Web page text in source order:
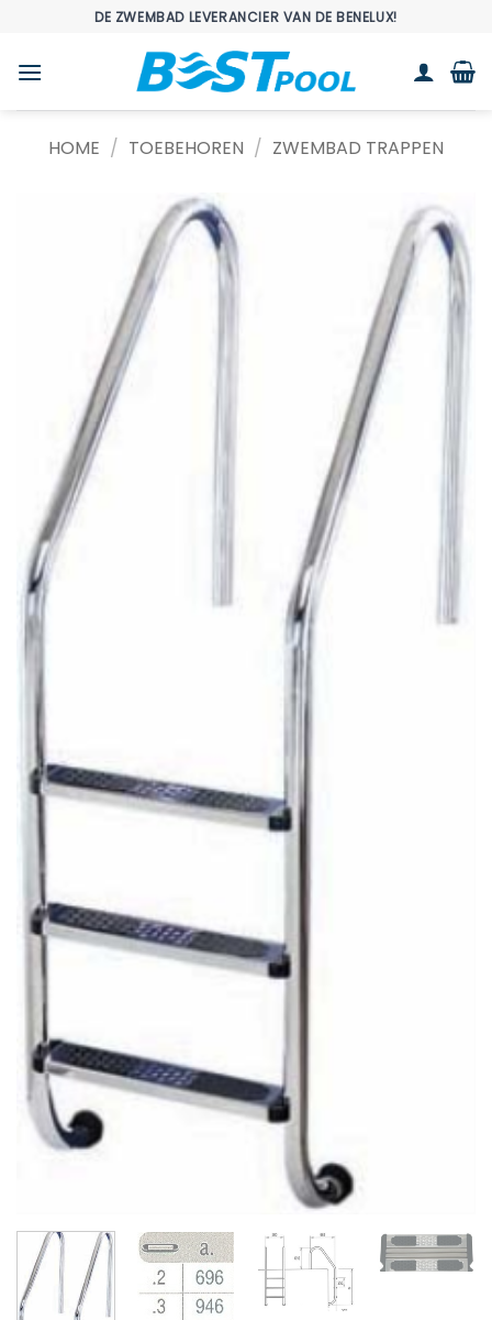
inhoud
DE ZWEMBAD LEVERANCIER VAN DE BENELUX!
HOME / TOEBEHOREN / ZWEMBAD TRAPPEN